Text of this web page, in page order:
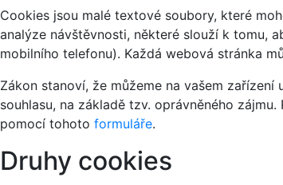
Cookies jsou malé textové soubory, které
analýze návštěvnosti, některé slouží k tomu,
mobilního telefonu). Každá webová stránka
Zákon stanoví, že můžeme na vašem
souhlasu, na základě tzv. oprávněného
pomocí tohoto formuláře.
Druhy cookies